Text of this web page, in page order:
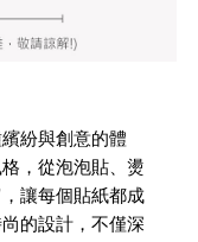
紛與創意的體
，從泡泡貼、燙
讓每個貼紙都成
的設計，不僅深